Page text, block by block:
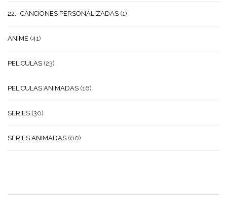
22.- CANCIONES PERSONALIZADAS (1)
ANIME (41)
PELICULAS (23)
PELICULAS ANIMADAS (16)
SERIES (30)
SERIES ANIMADAS (60)